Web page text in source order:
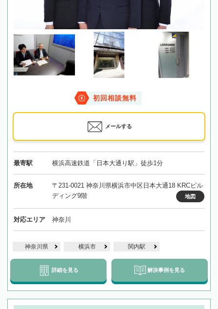
初回相談無料
メールする
最寄駅 横浜高速鉄道「日本大通り駅」徒歩1分
所在地
〒231-0021 神奈川県横浜市中区日本大通18 KRCビル
ディング9階
地図
対応エリア 神奈川
神奈川県 横浜市 関内駅
詳細を見る 解決事例を見る